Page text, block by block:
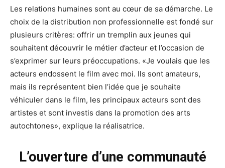
Les relations humaines sont au cœur de sa démarche. Le
choix de la distribution non professionnelle est fondé sur
plusieurs critères: offrir un tremplin aux jeunes qui
souhaitent découvrir le métier d’acteur et l’occasion de
s’exprimer sur leurs préoccupations. «Je voulais que les
acteurs endossent le film avec moi. Ils sont amateurs,
mais ils représentent bien l’idée que je souhaite
véhiculer dans le film, les principaux acteurs sont des
artistes et sont investis dans la promotion des arts
autochtones», explique la réalisatrice.
L’ouverture d’une communauté